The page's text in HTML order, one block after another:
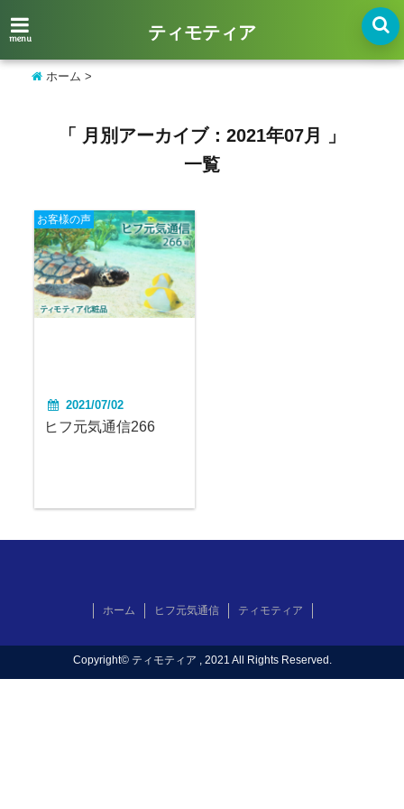
menu ティモティア
ホーム >
「 月別アーカイブ：2021年07月 」
一覧
お客様の声
2021/07/02
ヒフ元気通信266
ホーム ヒフ元気通信 ティモティア
Copyright© ティモティア , 2021 All Rights Reserved.